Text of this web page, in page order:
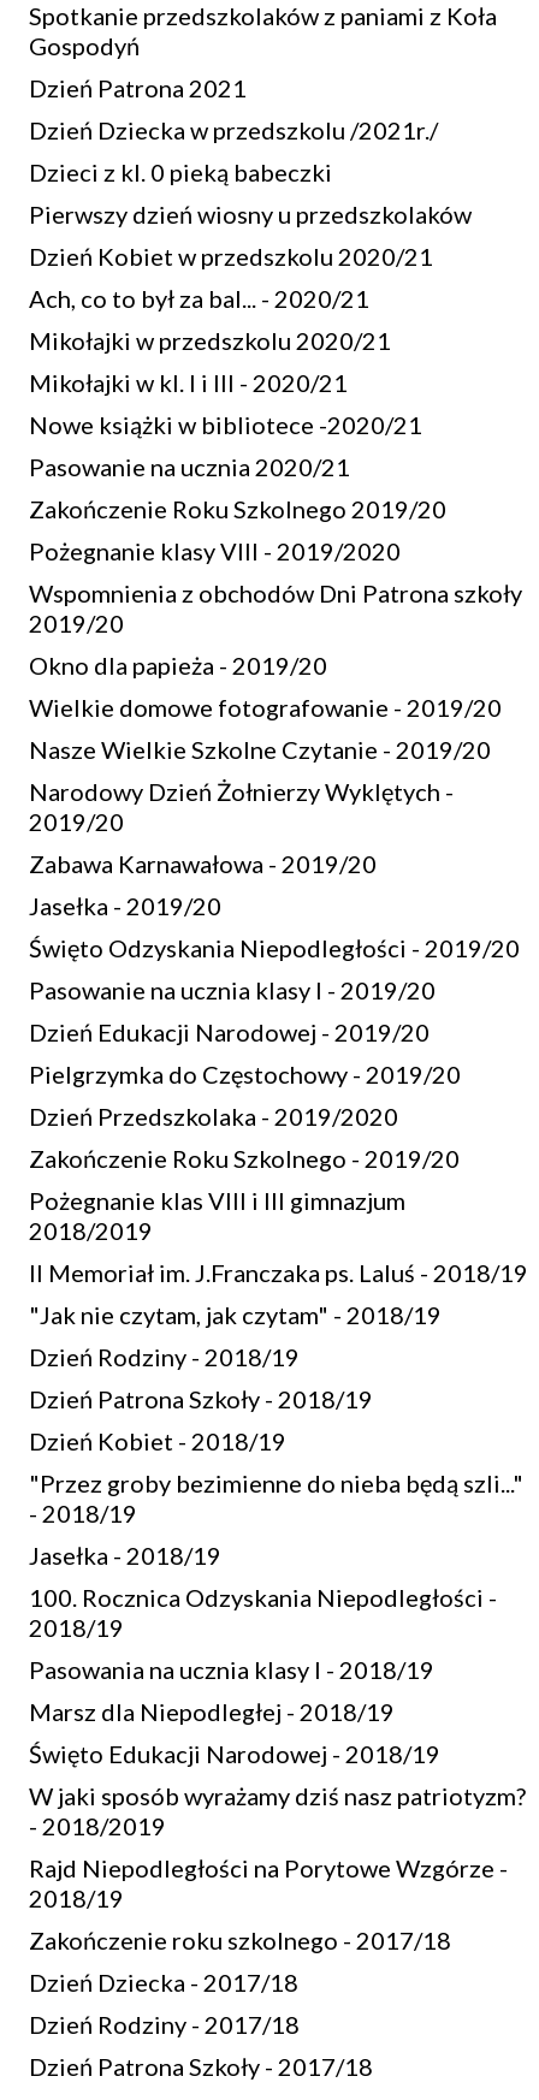
Spotkanie przedszkolaków z paniami z Koła
Gospodyń
Dzień Patrona 2021
Dzień Dziecka w przedszkolu /2021r./
Dzieci z kl. 0 pieką babeczki
Pierwszy dzień wiosny u przedszkolaków
Dzień Kobiet w przedszkolu 2020/21
Ach, co to był za bal... - 2020/21
Mikołajki w przedszkolu 2020/21
Mikołajki w kl. I i III - 2020/21
Nowe książki w bibliotece -2020/21
Pasowanie na ucznia 2020/21
Zakończenie Roku Szkolnego 2019/20
Pożegnanie klasy VIII - 2019/2020
Wspomnienia z obchodów Dni Patrona szkoły
2019/20
Okno dla papieża - 2019/20
Wielkie domowe fotografowanie - 2019/20
Nasze Wielkie Szkolne Czytanie - 2019/20
Narodowy Dzień Żołnierzy Wyklętych -
2019/20
Zabawa Karnawałowa - 2019/20
Jasełka - 2019/20
Święto Odzyskania Niepodległości - 2019/20
Pasowanie na ucznia klasy I - 2019/20
Dzień Edukacji Narodowej - 2019/20
Pielgrzymka do Częstochowy - 2019/20
Dzień Przedszkolaka - 2019/2020
Zakończenie Roku Szkolnego - 2019/20
Pożegnanie klas VIII i III gimnazjum
2018/2019
II Memoriał im. J.Franczaka ps. Laluś - 2018/19
"Jak nie czytam, jak czytam" - 2018/19
Dzień Rodziny - 2018/19
Dzień Patrona Szkoły - 2018/19
Dzień Kobiet - 2018/19
"Przez groby bezimienne do nieba będą szli..."
- 2018/19
Jasełka - 2018/19
100. Rocznica Odzyskania Niepodległości -
2018/19
Pasowania na ucznia klasy I - 2018/19
Marsz dla Niepodległej - 2018/19
Święto Edukacji Narodowej - 2018/19
W jaki sposób wyrażamy dziś nasz patriotyzm?
- 2018/2019
Rajd Niepodległości na Porytowe Wzgórze -
2018/19
Zakończenie roku szkolnego - 2017/18
Dzień Dziecka - 2017/18
Dzień Rodziny - 2017/18
Dzień Patrona Szkoły - 2017/18